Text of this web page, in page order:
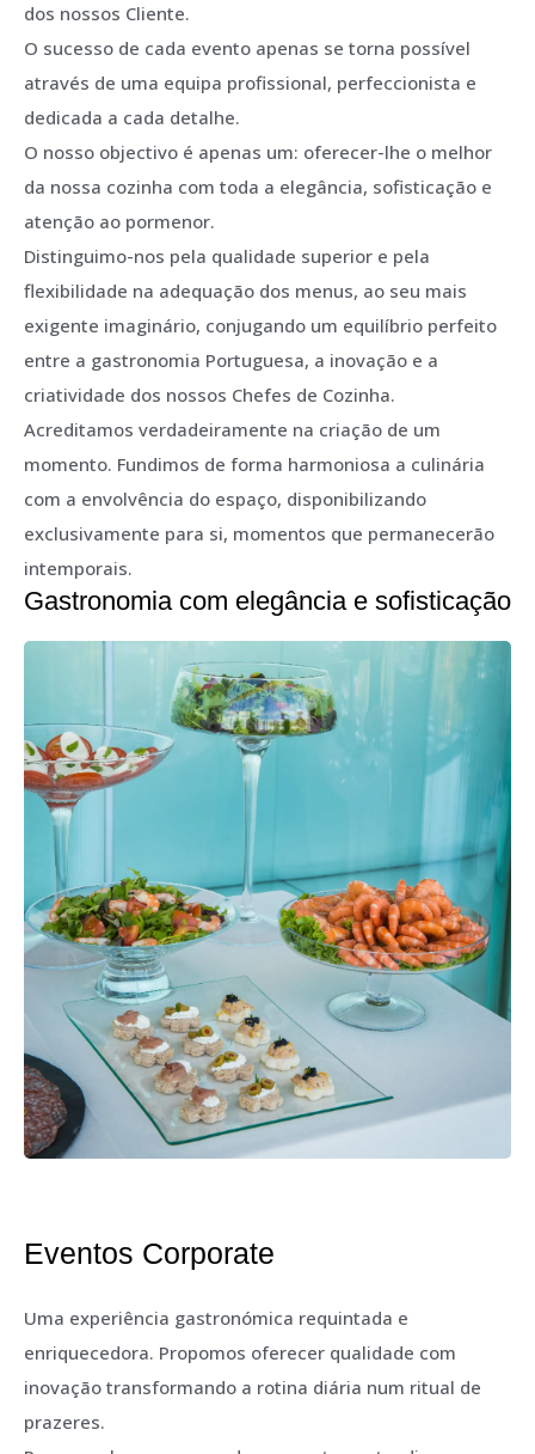
Gastronomia com elegância e sofisticação
dos nossos Cliente.
O sucesso de cada evento apenas se torna possível
através de uma equipa profissional, perfeccionista e
dedicada a cada detalhe.
O nosso objectivo é apenas um: oferecer-lhe o melhor
da nossa cozinha com toda a elegância, sofisticação e
atenção ao pormenor.
Distinguimo-nos pela qualidade superior e pela
flexibilidade na adequação dos menus, ao seu mais
exigente imaginário, conjugando um equilíbrio perfeito
entre a gastronomia Portuguesa, a inovação e a
criatividade dos nossos Chefes de Cozinha.
Acreditamos verdadeiramente na criação de um
momento. Fundimos de forma harmoniosa a culinária
com a envolvência do espaço, disponibilizando
exclusivamente para si, momentos que permanecerão
intemporais.
Eventos Corporate
Uma experiência gastronómica requintada e
enriquecedora. Propomos oferecer qualidade com
inovação transformando a rotina diária num ritual de
prazeres.